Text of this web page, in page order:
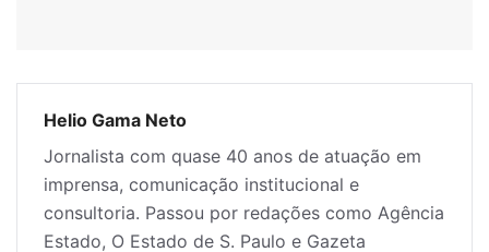
Helio Gama Neto
Jornalista com quase 40 anos de atuação em
imprensa, comunicação institucional e
consultoria. Passou por redações como Agência
Estado, O Estado de S. Paulo e Gazeta